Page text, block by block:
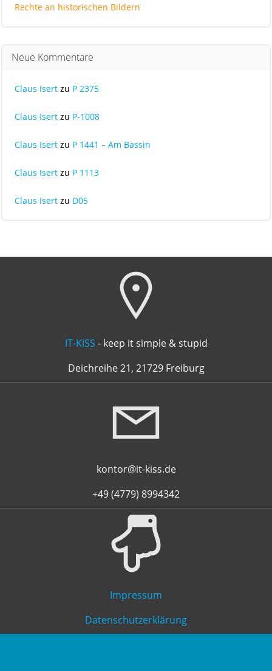
Rechte an historischen Bildern
Neue Kommentare
Claus Isert zu P 2375
Claus Isert zu P-1008
Claus Isert zu P 1441 – Am Bassin
Claus Isert zu P 1113
Claus Isert zu D05
IT-KISS - keep it simple & stupid
Deichreihe 21, 21729 Freiburg
kontor@it-kiss.de
+49 (4779) 8994342
Impressum
Datenschutzerklärung